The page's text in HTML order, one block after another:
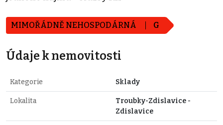
MIMOŘÁDNĚ NEHOSPODÁRNÁ G
Údaje k nemovitosti
Kategorie Sklady
Lokalita
Troubky-Zdislavice -
Zdislavice